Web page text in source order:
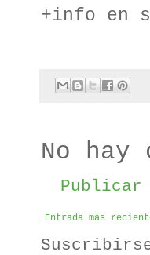
+info en
No hay
Publicar
Entrada más